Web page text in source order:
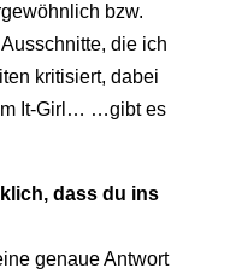
bzw.
die ich
kritisiert, dabei
It-Girl… …gibt es
dass du ins
genaue Antwort